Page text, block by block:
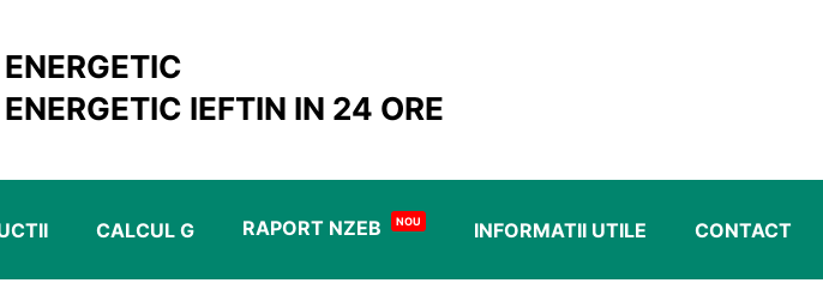
IEFTIN IN 24 ORE
CALCUL G RAPORT NZEB NOU INFORMATII UTILE CONTACT